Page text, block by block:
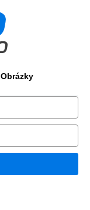
Obrázky